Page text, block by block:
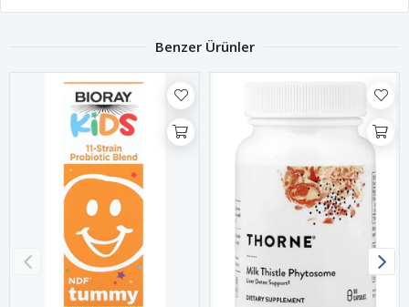
Benzer Ürünler